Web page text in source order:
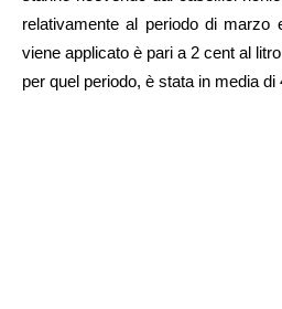
relativamente al periodo di marzo
viene applicato è pari a 2 cent al
per quel periodo, è stata in media di